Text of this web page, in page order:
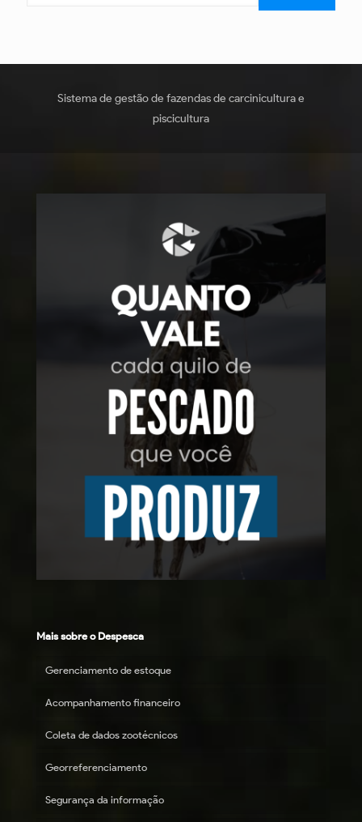
Sistema de gestão de fazendas de carcinicultura e
piscicultura
Mais sobre o Despesca
Gerenciamento de estoque
Acompanhamento financeiro
Coleta de dados zootécnicos
Georreferenciamento
Segurança da informação